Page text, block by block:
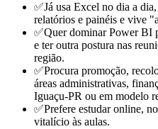
✅Já usa Excel no dia a
relatórios e painéis e vive
✅Quer dominar Power BI
e ter outra postura nas
região.
✅Procura promoção,
áreas administrativas,
Iguaçu-PR ou em modelo
✅Prefere estudar online,
vitalício às aulas.